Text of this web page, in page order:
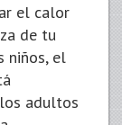
el calor
de tu
niños, el
adultos